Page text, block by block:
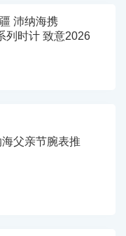
沛纳海携
列时计 致意2026
父亲节腕表推